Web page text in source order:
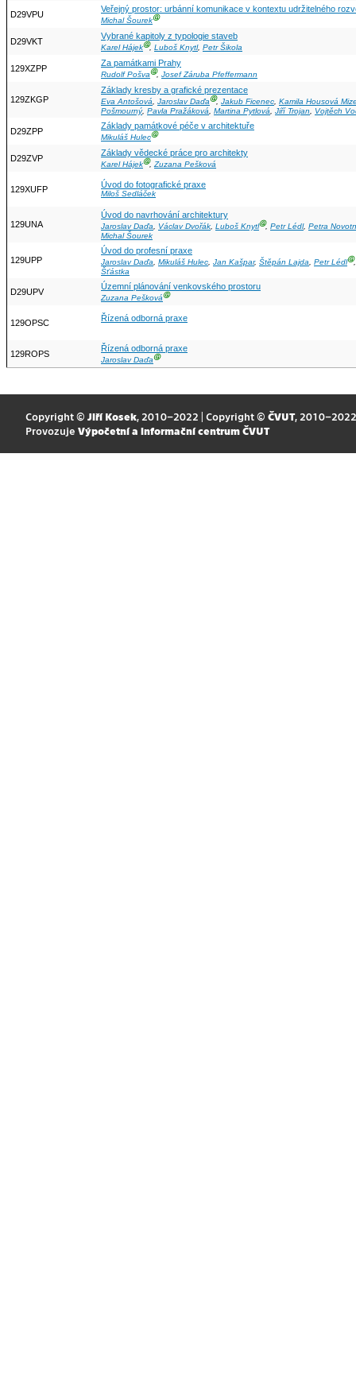
D29VPU
Veřejný prostor: urbánní komunikace v kontextu udržitelného
Michal ŠourekⒼ
D29VKT
Vybrané kapitoly z typologie staveb
Karel HájekⒼ, Luboš Knytl, Petr Šikola
129XZPP
Za památkami Prahy
Rudolf PošvaⒼ, Josef Záruba Pfeffermann
129ZKGP
Základy kresby a grafické prezentace
Eva Antošová, Jaroslav DaďaⒼ, Jakub Ficenec, Kamila Housová
Pošmourný, Pavla Pražáková Martina Pytlová Jiří Trojan Vojtěch
D29ZPP
Základy památkové péče v architektuře
Mikuláš HulecⒼ
D29ZVP
Základy vědecké práce pro architekty
Karel HájekⒼ,Zuzana Pešková
129XUFP Úvod do fotografické praxe
Miloš Sedláček
129UNA
Úvod do navrhování architektury
Jaroslav Daďa, Václav Dvořák, Luboš KnytlⒼ, Petr Lédl, Petra
Michal Šourek
129UPP
Úvod do profesní praxe
Jaroslav Daďa, Mikuláš Hulec, Jan Kašpar, Štěpán Lajda, Petr LédlⒼ
Šťástka
D29UPV
Územní plánování venkovského prostoru
Zuzana PeškováⒼ
129OPSC Řízená odborná praxe
129ROPS
Řízená odborná praxe
Jaroslav DaďaⒼ
Copyright © Jiří Kosek, 2010–2022 | Copyright © ČVUT, 2010–2022
Provozuje Výpočetní a informační centrum ČVUT